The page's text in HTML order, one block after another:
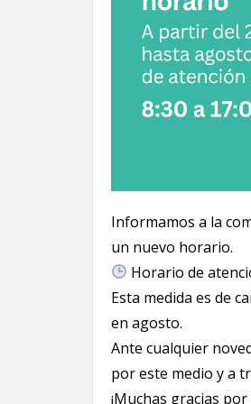
Informamos a la
un nuevo horario.
Horario de
Esta medida es de
en agosto.
Ante cualquier
por este medio y a
¡Muchas gracias